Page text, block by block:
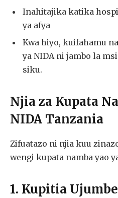
Inahitajika katika
ya afya
Kwa hiyo, kuifahamu
ya NIDA ni jambo la
siku.
Njia za Kupata
NIDA Tanzania
Zifuatazo ni njia kuu
wengi kupata namba yao
1. Kupitia